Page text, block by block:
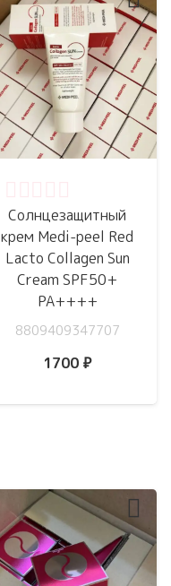
Солнцезащитный
крем Medi-peel Red
Lacto Collagen Sun
Cream SPF50+
PA++++
8809409347707
1700 ₽